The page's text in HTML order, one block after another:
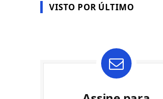
VISTO POR ÚLTIMO